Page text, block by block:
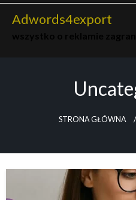
Skip
Adwords4export
STRONA GŁÓWNA